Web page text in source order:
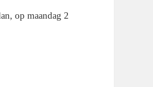
op maandag 2